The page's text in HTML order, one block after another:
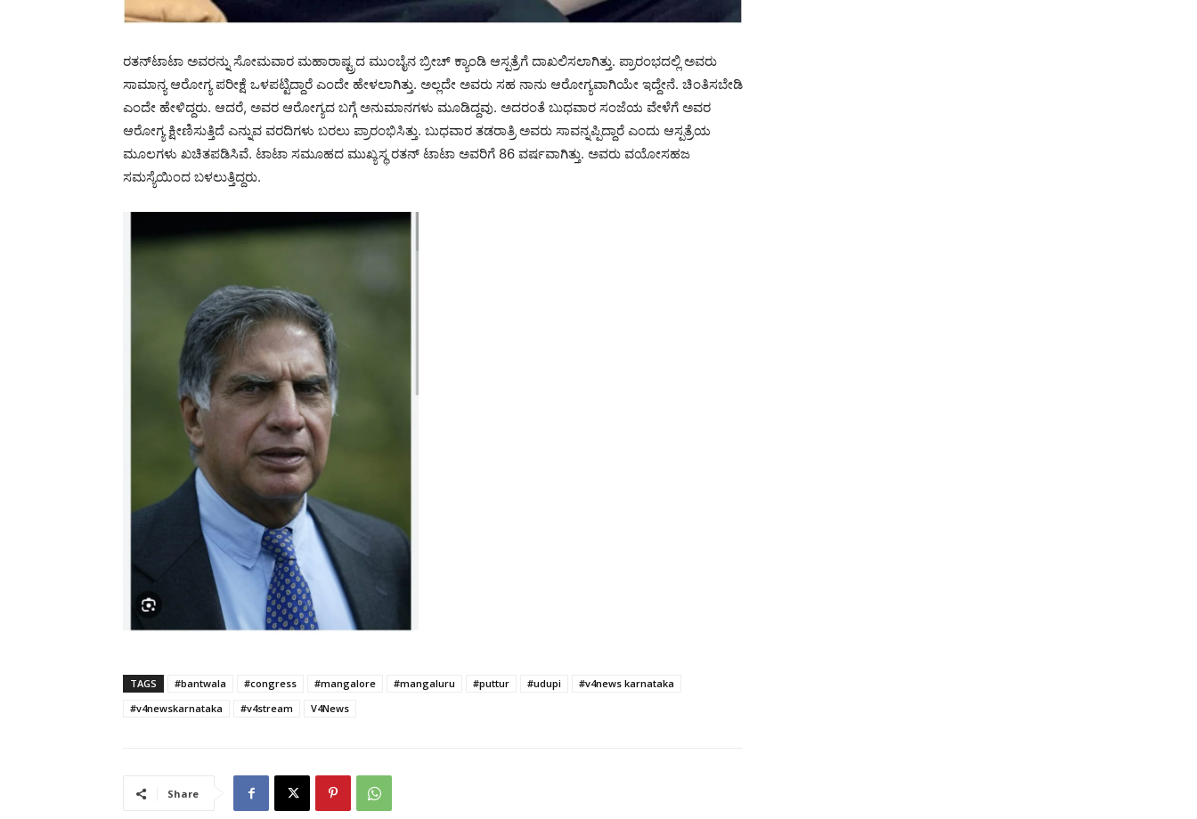
ರತನ್‌ಟಾಟಾ ಅವರನ್ನು ಸೋಮವಾರ ಮಹಾರಾಷ್ಟ್ರದ ಮುಂಬೈನ ಬ್ರೀಚ್ ಕ್ಯಾಂಡಿ ಆಸ್ಪತ್ರೆಗೆ ದಾಖಲಿಸಲಾಗಿತ್ತು. ಪ್ರಾರಂಭದಲ್ಲಿ ಅವರು
ಸಾಮಾನ್ಯ ಆರೋಗ್ಯ ಪರೀಕ್ಷೆ ಒಳಪಟ್ಟಿದ್ದಾರೆ ಎಂದೇ ಹೇಳಲಾಗಿತ್ತು. ಅಲ್ಲದೇ ಅವರು ಸಹ ನಾನು ಆರೋಗ್ಯವಾಗಿಯೇ ಇದ್ದೇನೆ. ಚಿಂತಿಸಬೇಡಿ
ಎಂದೇ ಹೇಳಿದ್ದರು. ಆದರೆ, ಅವರ ಆರೋಗ್ಯದ ಬಗ್ಗೆ ಅನುಮಾನಗಳು ಮೂಡಿದ್ದವು. ಅದರಂತೆ ಬುಧವಾರ ಸಂಜೆಯ ವೇಳೆಗೆ ಅವರ
ಆರೋಗ್ಯ ಕ್ಷೀಣಿಸುತ್ತಿದೆ ಎನ್ನುವ ವರದಿಗಳು ಬರಲು ಪ್ರಾರಂಭಿಸಿತ್ತು. ಬುಧವಾರ ತಡರಾತ್ರಿ ಅವರು ಸಾವನ್ನಪ್ಪಿದ್ದಾರೆ ಎಂದು ಆಸ್ಪತ್ರೆಯ
ಮೂಲಗಳು ಖಚಿತಪಡಿಸಿವೆ. ಟಾಟಾ ಸಮೂಹದ ಮುಖ್ಯಸ್ಥ ರತನ್ ಟಾಟಾ ಅವರಿಗೆ 86 ವರ್ಷವಾಗಿತ್ತು. ಅವರು ವಯೋಸಹಜ
ಸಮಸ್ಯೆಯಿಂದ ಬಳಲುತ್ತಿದ್ದರು.
TAGS #bantwala #congress #mangalore #mangaluru #puttur #udupi
#v4news karnataka
#v4newskarnataka
#v4stream V4News
Share